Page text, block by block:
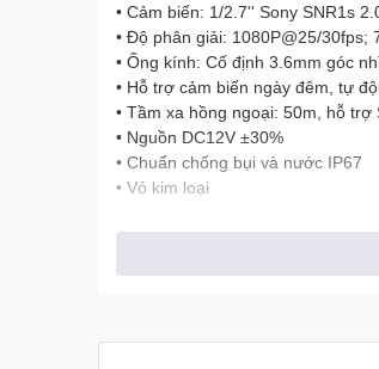
• Cảm biến: 1/2.7'' Sony SNR1s
• Độ phân giải: 1080P@25/30fps;
• Ống kính: Cố định 3.6mm góc
• Hỗ trợ cảm biến ngày đêm, tự
• Tầm xa hồng ngoại: 50m, hỗ trợ
• Nguồn DC12V ±30%
• Chuẩn chống bụi và nước IP67
• Vỏ kim loại